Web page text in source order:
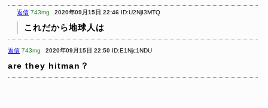
返信 743mg 2020年09月15日 22:46 ID:U2NjI3MTQ
これだから地球人は
返信 743mg 2020年09月15日 22:50 ID:E1Njc1NDU
are they hitman？